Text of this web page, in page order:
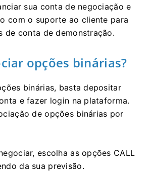
sua conta de negociação e
com o suporte ao cliente para
de conta de demonstração.
opções binárias?
binárias, basta depositar
e fazer login na plataforma.
de opções binárias por
escolha as opções CALL
da sua previsão.